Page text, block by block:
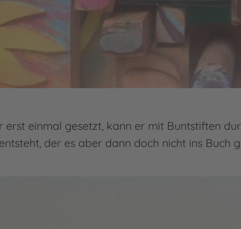
erst einmal gesetzt, kann er mit Buntstiften
der es aber dann doch nicht ins Buch